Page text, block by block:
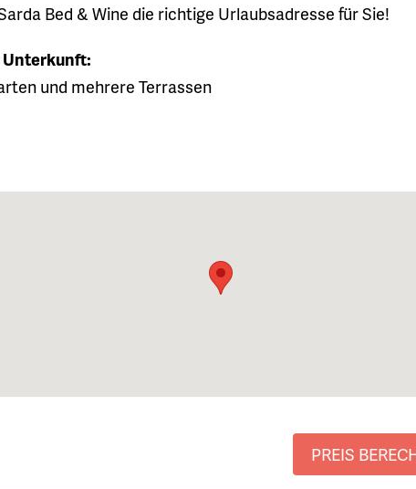
Bed & Wine die richtige Urlaubsadresse für Sie!
und mehrere Terrassen
PREIS